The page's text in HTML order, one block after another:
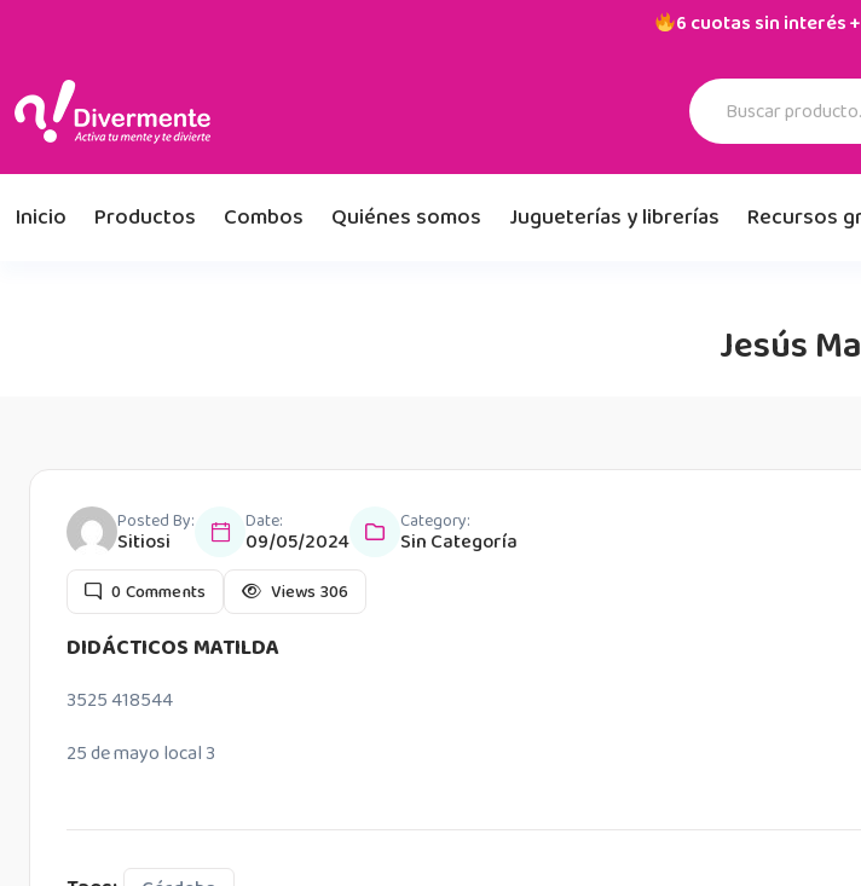
6 cuotas sin interés
Inicio Productos Combos Quiénes somos Jugueterías y librerías Recursos
Jesús
Posted By:
Sitiosi
Date:
09/05/2024
Category:
Sin Categoría
0Comments Views 306
DIDÁCTICOS MATILDA
3525 418544
25 de mayo local 3